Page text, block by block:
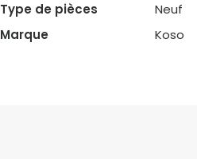
Type de pièces
Neuf
Marque
Koso